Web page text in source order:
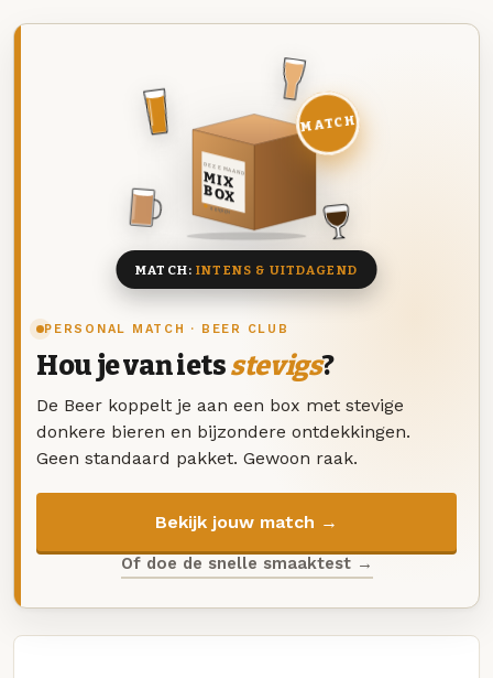
PERSONAL MATCH · BEER CLUB
Hou je van ietsstevigs?
De Beer koppelt je aan een box met stevige
donkere bieren en bijzondere ontdekkingen.
Geen standaard pakket. Gewoon raak.
Bekijk jouw match →
Of doe de snelle smaaktest →
DEZE MAAND
MIX
BOX
8 BIEREN
MATCH
MATCH:INTENS & UITDAGEND